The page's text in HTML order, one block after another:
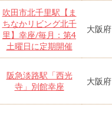
吹田市北千里駅【ま
ちなかリビング北千
里】幸座/毎月：第4
土曜日に定期開催
大阪府
阪急淡路駅「西光
寺」別館幸座
大阪府